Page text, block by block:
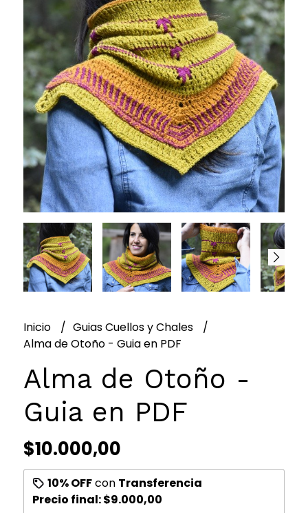
Inicio
Guias Cuellos y Chales
Alma de Otoño - Guia en PDF
Alma de Otoño -
Guia en PDF
$10.000,00
10% OFFcon Transferencia
Precio final:$9.000,00